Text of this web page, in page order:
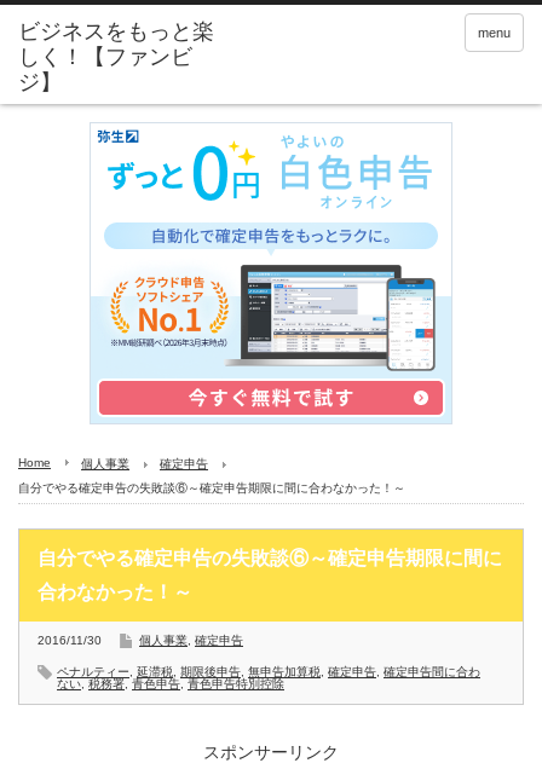
menu
Home 個人事業
確定申告
自分でやる確定申告の失敗談⑥～確定申告期限に間に合わなかった！～
自分でやる確定申告の失敗談⑥～確定申告期限に間に
合わなかった！～
2016/11/30 個人事業 確定申告
ペナルティー 延滞税 期限後申告 無申告加算税 確定申告 確定申告間に合わ
ない 税務署 青色申告 青色申告特別控除
スポンサーリンク